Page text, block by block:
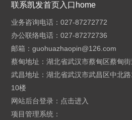
联系凯发首页入口home
业务咨询电话：027-87272772
办公联络电话：027-87272736
邮箱：guohuazhaopin@126.com
蔡甸地址：湖北省武汉市蔡甸区蔡甸
武昌地址：湖北省武汉市武昌区中北
10楼
网站后台登录： 点击进入
项目管理系统：